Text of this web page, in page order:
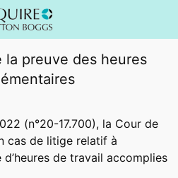
la preuve des heures
(n°20-17.700), la Cour de
cas de litige relatif à
d’heures de travail accomplies